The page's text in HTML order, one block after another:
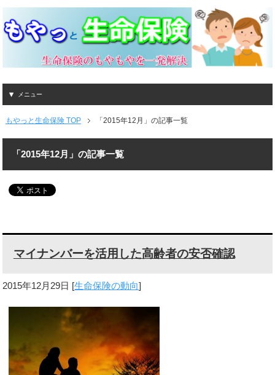
メニュー
もやっと生命保険 TOP 「2015年12月」の記事一覧
「2015年12月」の記事一覧
マイナンバーを活用した高齢者の安否確認
2015年12月29日 [生命保険の動向]